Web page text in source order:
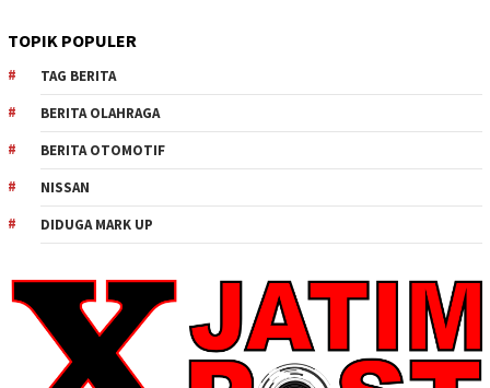
TOPIK POPULER
TAG BERITA
BERITA OLAHRAGA
BERITA OTOMOTIF
NISSAN
DIDUGA MARK UP